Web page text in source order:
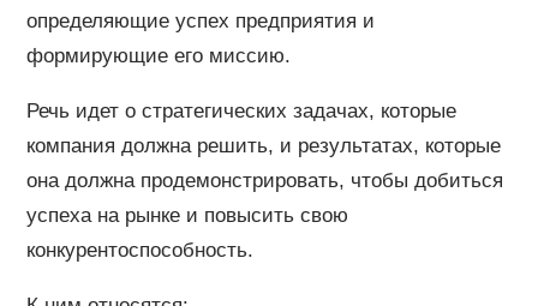
определяющие успех предприятия и
формирующие его миссию.
Речь идет о стратегических задачах, которые
компания должна решить, и результатах, которые
она должна продемонстрировать, чтобы добиться
успеха на рынке и повысить свою
конкурентоспособность.